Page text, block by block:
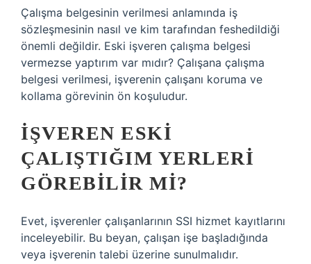
Çalışma belgesinin verilmesi anlamında iş
sözleşmesinin nasıl ve kim tarafından feshedildiği
önemli değildir. Eski işveren çalışma belgesi
vermezse yaptırım var mıdır? Çalışana çalışma
belgesi verilmesi, işverenin çalışanı koruma ve
kollama görevinin ön koşuludur.
İŞVEREN ESKI
ÇALIŞTIĞIM YERLERI
GÖREBILIR MI?
Evet, işverenler çalışanlarının SSI hizmet kayıtlarını
inceleyebilir. Bu beyan, çalışan işe başladığında
veya işverenin talebi üzerine sunulmalıdır.